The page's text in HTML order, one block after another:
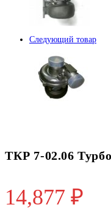
Следующий товар
ТКР 7-02.06
14,877 ₽